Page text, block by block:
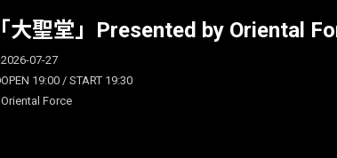
「大聖堂」Presented by Oriental
2026-07-27
OPEN 19:00 / START 19:30
Oriental Force